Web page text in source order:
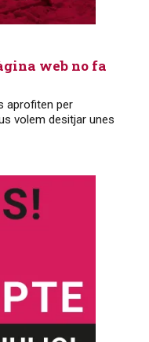
web no fa
aprofiten per
volem desitjar unes